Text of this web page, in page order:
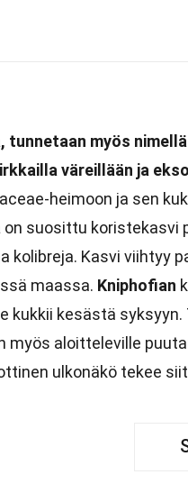
tunnetaan myös
väreillään ja
heimoon ja sen
on suosittu koristekasvi
kolibreja. Kasvi viihtyy
maassa. Kniphofian
kukkii kesästä
myös aloitteleville
ulkonäkö tekee